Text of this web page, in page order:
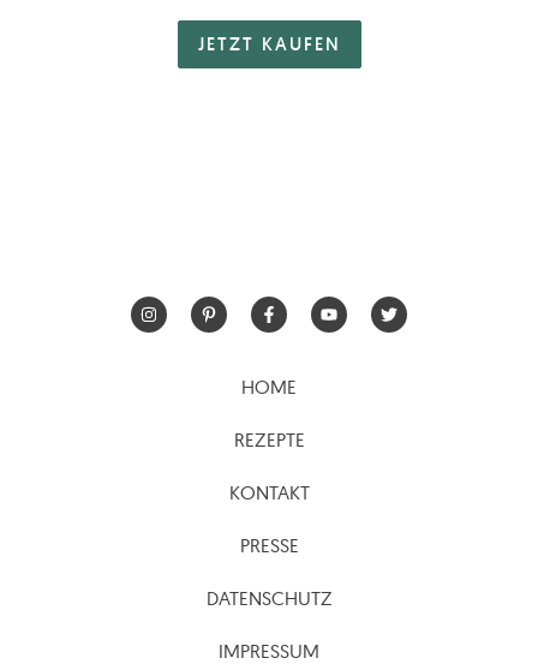
JETZT KAUFEN
HOME
REZEPTE
KONTAKT
PRESSE
DATENSCHUTZ
IMPRESSUM